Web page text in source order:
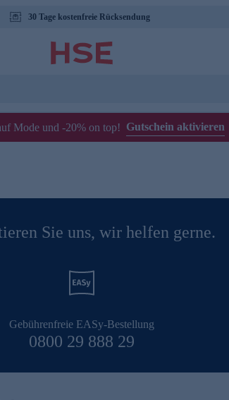
30 Tage kostenfreie Rücksendung
Mode und -20% on top! Gutschein aktivieren
Sie uns, wir helfen gerne.
Gebührenfreie EASy-Bestellung
0800 29 888 29